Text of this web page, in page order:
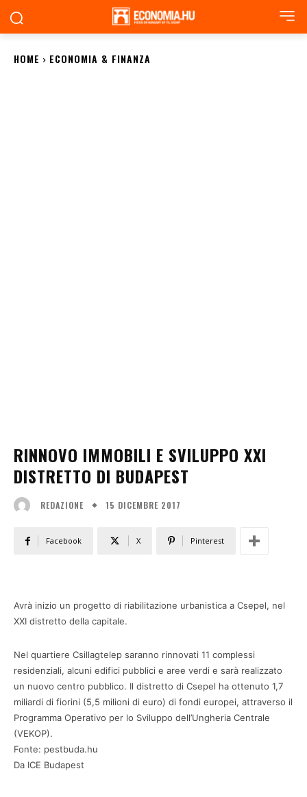
HOME ECONOMIA & FINANZA
RINNOVO IMMOBILI E SVILUPPO XXI
DISTRETTO DI BUDAPEST
REDAZIONE 15 DICEMBRE 2017
Facebook X Pinterest
Avrà inizio un progetto di riabilitazione urbanistica a Csepel, nel
XXI distretto della capitale.
Nel quartiere Csillagtelep saranno rinnovati 11 complessi
residenziali, alcuni edifici pubblici e aree verdi e sarà realizzato
un nuovo centro pubblico. Il distretto di Csepel ha ottenuto 1,7
miliardi di fiorini (5,5 milioni di euro) di fondi europei, attraverso il
Programma Operativo per lo Sviluppo dell’Ungheria Centrale
(VEKOP).
Fonte: pestbuda.hu
Da ICE Budapest